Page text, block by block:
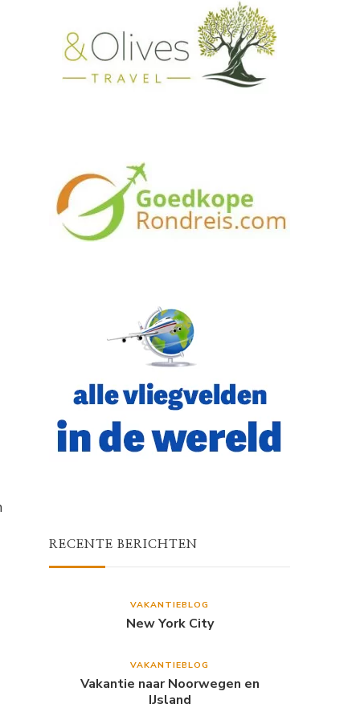
RECENTE BERICHTEN
VAKANTIEBLOG
New York City
VAKANTIEBLOG
Vakantie naar Noorwegen en
IJsland